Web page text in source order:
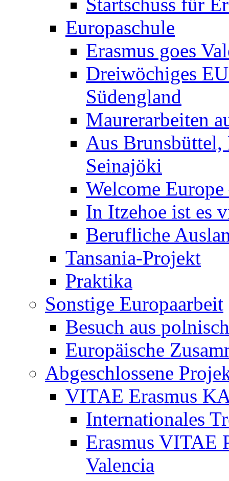
Startschuss für
Europaschule
Erasmus goes
Dreiwöchiges
Südengland
Maurerarbeiten
Aus Brunsbüttel,
Seinajöki
Welcome
In Itzehoe ist es
Berufliche
Tansania-Projekt
Praktika
Sonstige Europaarbeit
Besuch aus
Europäische
Abgeschlossene
VITAE Erasmus
Internationales
Erasmus VITAE
Valencia